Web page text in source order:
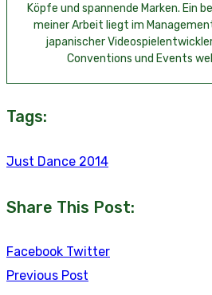
Köpfe und spannende Marken. Ein
meiner Arbeit liegt im
japanischer
Conventions und Events
Tags:
Just Dance 2014
Share This Post:
Facebook TwitterYoutube
LinkedIn
Whatsapp
Tumblr
Reddit
Previous Post